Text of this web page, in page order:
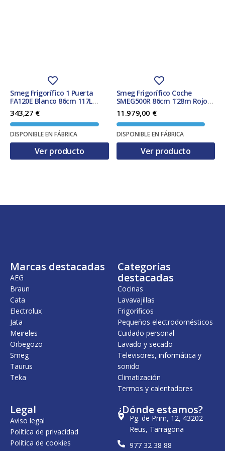
Smeg Frigorífico 1 Puerta
FA120E Blanco 86cm 117L
Clase E
343,27 €
DISPONIBLE EN FÁBRICA
Ver producto
Smeg Frigorífico Coche
SMEG500R 86cm 1’28m Rojo
109L Clase F
11.979,00 €
DISPONIBLE EN FÁBRICA
Ver producto
Marcas destacadas
AEG
Braun
Cata
Electrolux
Jata
Meireles
Orbegozo
Smeg
Taurus
Teka
Categorías
destacadas
Cocinas
Lavavajillas
Frigoríficos
Pequeños electrodomésticos
Cuidado personal
Lavado y secado
Televisores, informática y
sonido
Climatización
Termos y calentadores
Legal
Aviso legal
Política de privacidad
Política de cookies
¿Dónde estamos?
Pg. de Prim, 12, 43202
Reus, Tarragona
977 32 38 88